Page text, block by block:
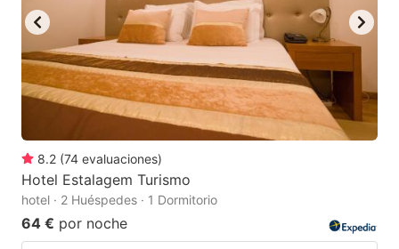
8.2 (74 evaluaciones)
Hotel Estalagem Turismo
hotel · 2 Huéspedes · 1 Dormitorio
64 € por noche